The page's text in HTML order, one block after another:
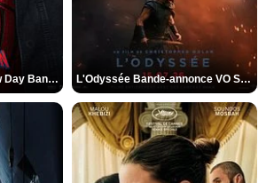
Spider-Man: Brand New Day Bande-annonce VO STFR L'Odyssée Bande-annonce VO STFR